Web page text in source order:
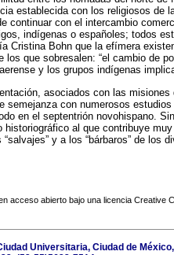
establecida con los religiosos de
continuar con el intercambio
indígenas o españoles; todos
Cristina Bohn que la efímera
que sobresalen: “el cambio de
y los grupos indígenas
asociados con las misiones
con numerosos
en el septentrión novohispano.
al que contribuye
y a los “bárbaros” de los
acceso abierto bajo una licencia Creative
Universitaria, Ciudad de